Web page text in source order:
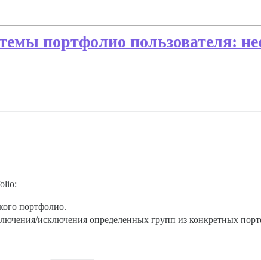
портфолио пользователя:
портфолио.
исключения определенных групп из конкретных